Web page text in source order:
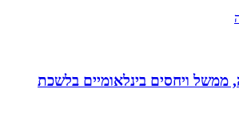
ויחסים בינלאומיים בלשכת